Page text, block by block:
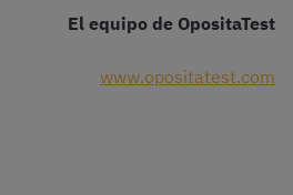
El equipo de OpositaTest
www.opositatest.com